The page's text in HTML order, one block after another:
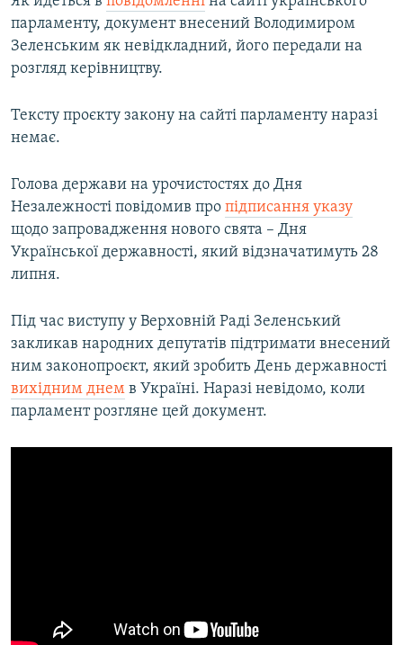
парламенту, документ внесений Володимиром
Зеленським як невідкладний, його передали на
розгляд керівництву.
Тексту проєкту закону на сайті парламенту наразі
немає.
Голова держави на урочистостях до Дня
Незалежності повідомив про підписання указу
щодо запровадження нового свята – Дня
Української державності, який відзначатимуть 28
липня.
Під час виступу у Верховній Раді Зеленський
закликав народних депутатів підтримати внесений
ним законопроєкт, який зробить День державності
вихідним днем в Україні. Наразі невідомо, коли
парламент розгляне цей документ.